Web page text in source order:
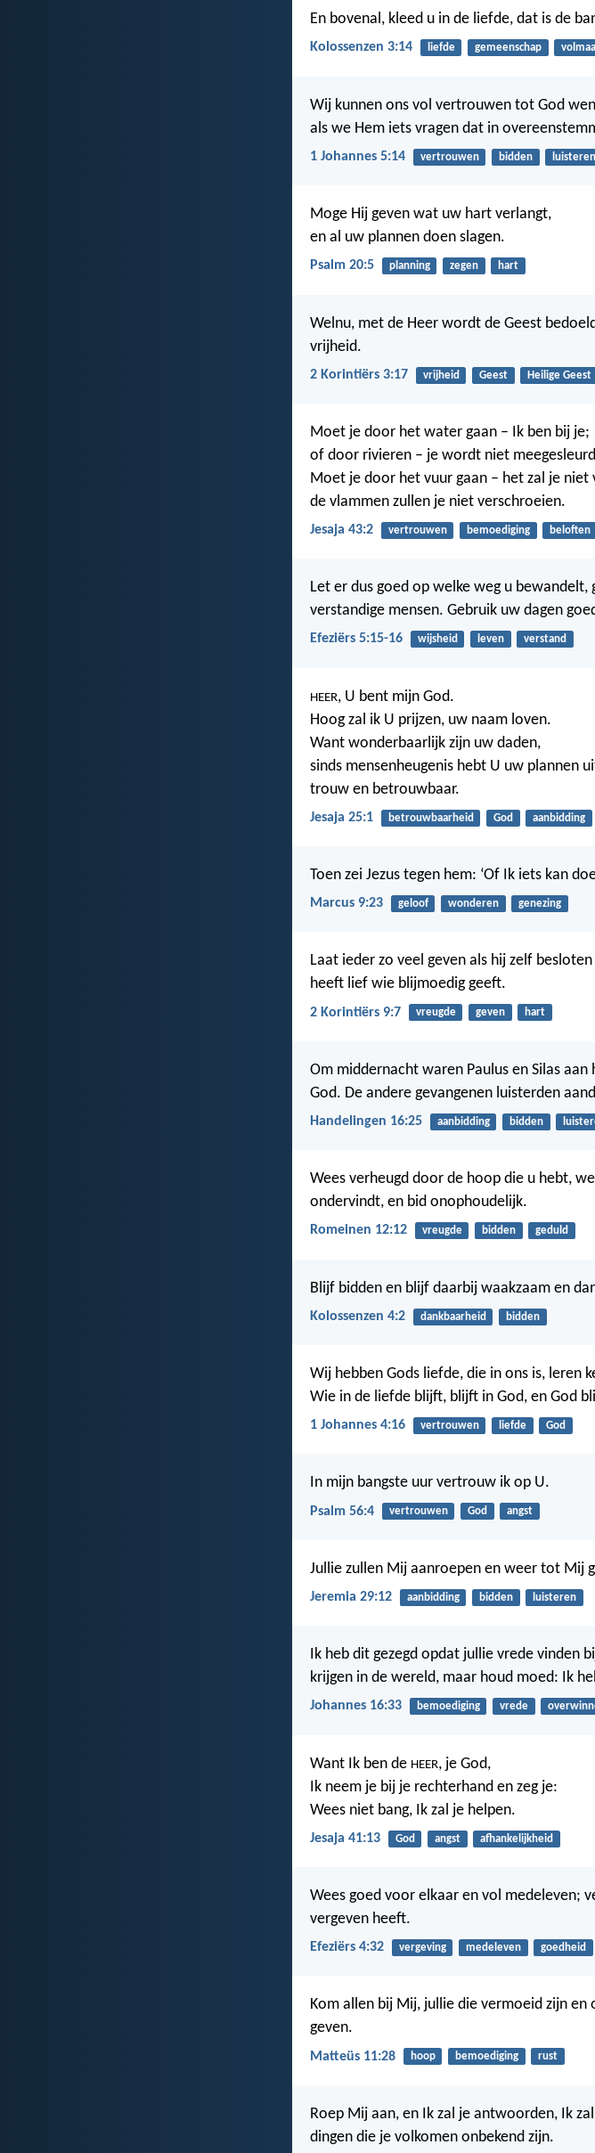
En bovenal, kleed u in de liefde, dat is de
Kolossenzen 3:14 liefde gemeenschap
Wij kunnen ons vol vertrouwen tot God
als we Hem iets vragen dat in
1 Johannes 5:14 vertrouwen bidden luisteren
Moge Hij geven wat uw hart verlangt,
en al uw plannen doen slagen.
Psalm 20:5 planning zegen hart
Welnu, met de Heer wordt de Geest
vrijheid.
2 Korintiërs 3:17 vrijheid Geest Heilige Geest
Moet je door het water gaan – Ik ben bij je;
of door rivieren – je wordt niet
Moet je door het vuur gaan – het zal je niet
de vlammen zullen je niet verschroeien.
Jesaja 43:2 vertrouwen bemoediging beloften
Let er dus goed op welke weg u bewandelt,
verstandige mensen. Gebruik uw dagen
Efeziërs 5:15-16 wijsheid leven verstand
HEER, U bent mijn God.
Hoog zal ik U prijzen, uw naam loven.
Want wonderbaarlijk zijn uw daden,
sinds mensenheugenis hebt U uw plannen
trouw en betrouwbaar.
Jesaja 25:1 betrouwbaarheid God aanbidding
Toen zei Jezus tegen hem: ‘Of Ik iets kan
Marcus 9:23 geloof wonderen genezing
Laat ieder zo veel geven als hij zelf
heeft lief wie blijmoedig geeft.
2 Korintiërs 9:7 vreugde geven hart
Om middernacht waren Paulus en Silas
God. De andere gevangenen luisterden
Handelingen 16:25 aanbidding bidden
Wees verheugd door de hoop die u hebt,
ondervindt, en bid onophoudelijk.
Romeinen 12:12 vreugde bidden geduld
Blijf bidden en blijf daarbij waakzaam en
Kolossenzen 4:2 dankbaarheid bidden
Wij hebben Gods liefde, die in ons is, leren
Wie in de liefde blijft, blijft in God, en God
1 Johannes 4:16 vertrouwen liefde God
In mijn bangste uur vertrouw ik op U.
Psalm 56:4 vertrouwen God angst
Jullie zullen Mij aanroepen en weer tot Mij
Jeremia 29:12 aanbidding bidden luisteren
Ik heb dit gezegd opdat jullie vrede vinden
krijgen in de wereld, maar houd moed: Ik
Johannes 16:33 bemoediging vrede
Want Ik ben de HEER, je God,
Ik neem je bij je rechterhand en zeg je:
Wees niet bang, Ik zal je helpen.
Jesaja 41:13 God angst afhankelijkheid
Wees goed voor elkaar en vol medeleven;
vergeven heeft.
Efeziërs 4:32 vergeving medeleven goedheid
Kom allen bij Mij, jullie die vermoeid zijn
geven.
Matteüs 11:28 hoop bemoediging rust
Roep Mij aan, en Ik zal je antwoorden, Ik
dingen die je volkomen onbekend zijn.